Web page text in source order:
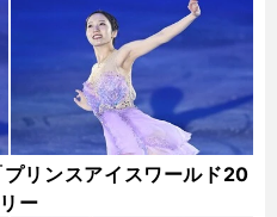
リンスアイスワールド20
ー